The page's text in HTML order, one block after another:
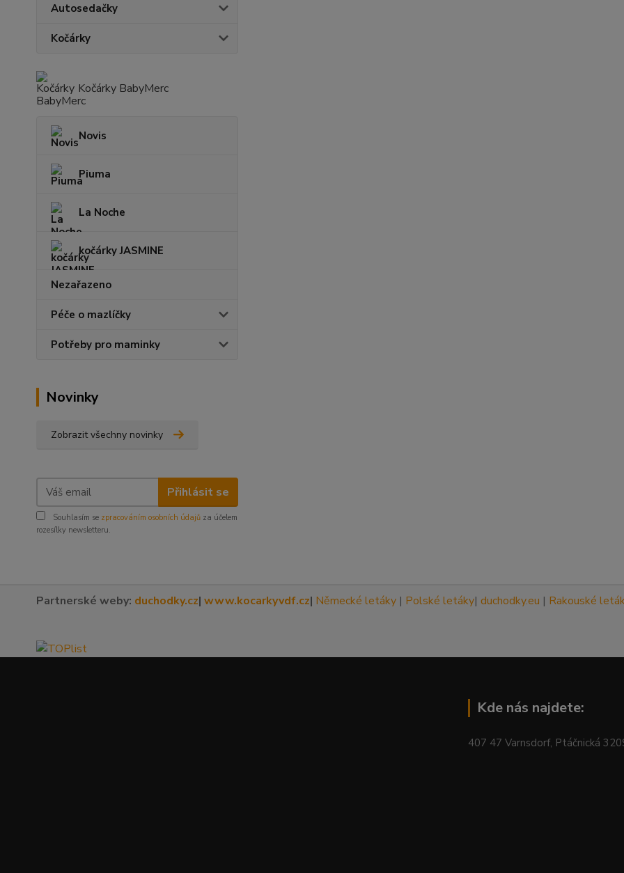
Autosedačky
Kočárky
Kočárky BabyMerc
Novis
Piuma
La Noche
kočárky JASMINE
Nezařazeno
Péče o mazlíčky
Potřeby pro maminky
Novinky
Zobrazit všechny novinky
Přihlásit se
Souhlasím se zpracováním osobních údajů za účelem
rozesílky newsletteru.
Partnerské weby: duchodky.cz| www.kocarkyvdf.cz| Německé letáky | Polské letáky| duchodky.eu | Rakouské
Kde nás najdete:
407 47 Varnsdorf, Ptáčnická